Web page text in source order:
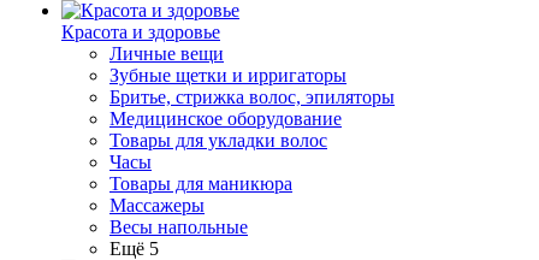
Красота и здоровье
Личные вещи
Зубные щетки и ирригаторы
Бритье, стрижка волос, эпиляторы
Медицинское оборудование
Товары для укладки волос
Часы
Товары для маникюра
Массажеры
Весы напольные
Ещё 5